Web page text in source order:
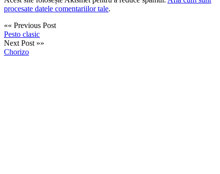
procesate datele comentariilor tale.
«« Previous Post
Pesto clasic
Next Post »»
Chorizo